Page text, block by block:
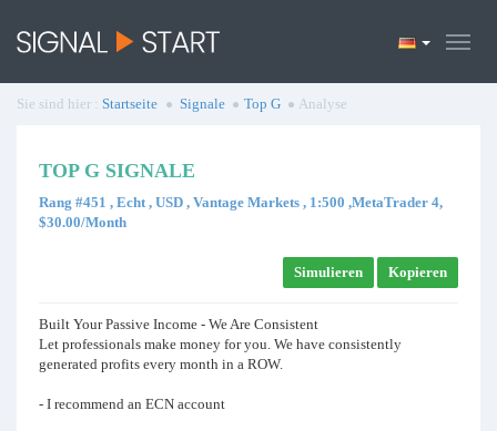
Sie sind hier : Startseite Signale Top G Analyse
TOP G SIGNALE
Rang #451 , Echt , USD , Vantage Markets , 1:500 ,MetaTrader 4,
$30.00/Month
Simulieren Kopieren
Built Your Passive Income - We Are Consistent
Let professionals make money for you. We have consistently
generated profits every month in a ROW.
- I recommend an ECN account